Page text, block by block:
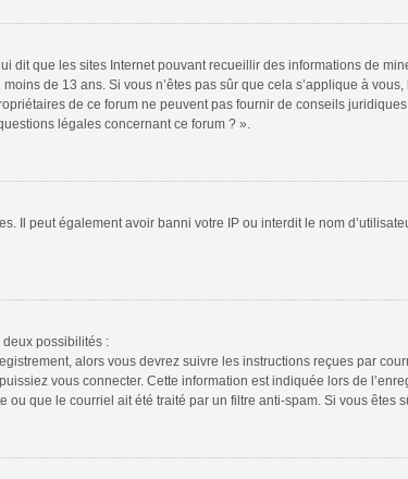
dit que les sites Internet pouvant recueillir des informations de
de 13 ans. Si vous n’êtes pas sûr que cela s’applique à
de ce forum ne peuvent pas fournir de conseils
légales concernant ce forum ? ».
Il peut également avoir banni votre IP ou interdit le nom
deux possibilités :
alors vous devrez suivre les instructions reçues par
vous connecter. Cette information est indiquée lors de
que le courriel ait été traité par un filtre anti-spam. Si vous êtes